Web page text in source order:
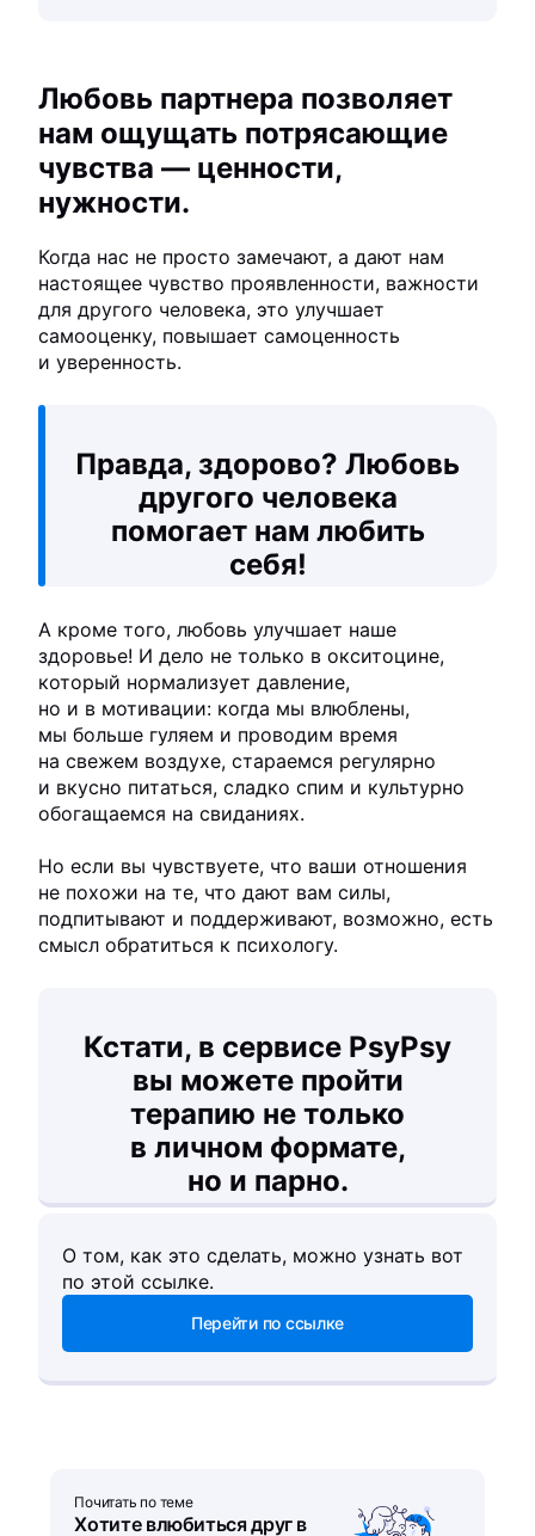
Любовь партнера позволяет
нам ощущать потрясающие
чувства — ценности,
нужности.
Когда нас не просто замечают, а дают нам
настоящее чувство проявленности, важности
для другого человека, это улучшает
самооценку, повышает самоценность
и уверенность.
Правда, здорово? Любовь
другого человека
помогает нам любить
себя!
А кроме того, любовь улучшает наше
здоровье! И дело не только в окситоцине,
который нормализует давление,
но и в мотивации: когда мы влюблены,
мы больше гуляем и проводим время
на свежем воздухе, стараемся регулярно
и вкусно питаться, сладко спим и культурно
обогащаемся на свиданиях.
Но если вы чувствуете, что ваши отношения
не похожи на те, что дают вам силы,
подпитывают и поддерживают, возможно, есть
смысл обратиться к психологу.
Кстати, в сервисе PsyPsy
вы можете пройти
терапию не только
в личном формате,
но и парно.
О том, как это сделать, можно узнать вот
по этой ссылке.
Перейти по ссылке
Почитать по теме
Хотите влюбиться друг в